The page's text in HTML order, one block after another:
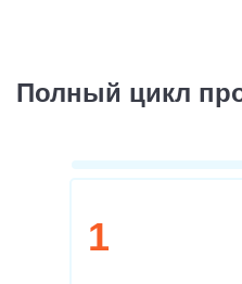
Полный цикл
1